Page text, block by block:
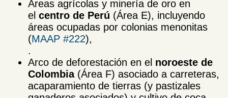
Áreas agrícolas y minería de oro en
el centro de Perú (Área E), incluyendo
áreas ocupadas por colonias menonitas
(MAAP #222),
.
Arco de deforestación en el noroeste de
Colombia(Área F) asociado a carreteras,
acaparamiento de tierras (y pastizales